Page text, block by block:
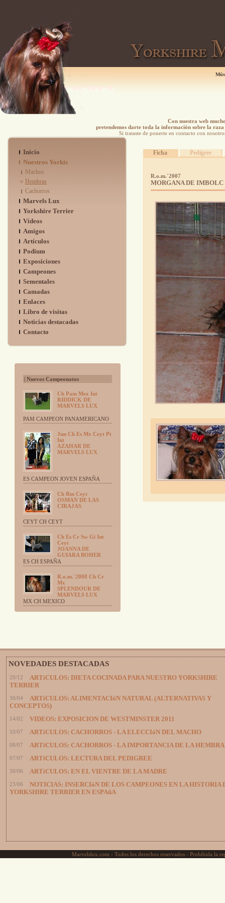
Con nuestra web
pretendemos darte toda la información sobre la
Si trataste de ponerte en contacto con
Inicio
Nuestros Yorkis
Machos
Hembras
Cachorros
Marvels Lux
Yorkshire Terrier
Vídeos
Amigos
Artículos
Podium
Exposiciones
Campeones
Sementales
Camadas
Enlaces
Libro de visitas
Noticias destacadas
Contacto
| Nuevos Campeonatos
Ch Pam Mex Int
RIDDICK DE
MARVELS LUX
PAM CAMPEON PANAMERICANO
Jun Ch Es Mx Ceyt Pt
Int
AZAHAR DE
MARVELS LUX
ES CAMPEON JOVEN ESPAÑA
Ch Rm Ceyt
OSMAN DE LAS
CIRAJAS
CEYT CH CEYT
Ch Es Cr Sw Gi Int
Ceyt
JOANNA DE
GUIARA BOHER
ES CH ESPAÑA
R.o.m.´2008 Ch Cr
Mx
SPLENDOUR DE
MARVELS LUX
MX CH MEXICO
Ficha Pedigree
R.o.m.´2007
MORGANA DE IMBOLC
NOVEDADES DESTACADAS
29/12
ARTíCULOS: DIETA COCINADA PARA NUESTRO YORKSHIRE
TERRIER
30/04
ARTíCULOS: ALIMENTACIóN NATURAL (ALTERNATIVAS Y
CONCEPTOS)
14/02 VIDEOS: EXPOSICION DE WESTMINSTER 2011
10/07 ARTíCULOS: CACHORROS - LA ELECCIóN DEL MACHO
08/07 ARTíCULOS: CACHORROS - LA IMPORTANCIA DE LA HEMBRA
07/07 ARTíCULOS: LECTURA DEL PEDIGREE
30/06 ARTíCULOS: EN EL VIENTRE DE LA MADRE
23/06
NOTICIAS: INSERCIóN DE LOS CAMPEONES EN LA HISTORIA
YORKSHIRE TERRIER EN ESPAñA
Marvelslux.com - Todos los derechos reservados - Prohibida la